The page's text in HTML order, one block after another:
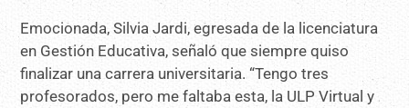
Emocionada, Silvia Jardi, egresada de la licenciatura
en Gestión Educativa, señaló que siempre quiso
finalizar una carrera universitaria. “Tengo tres
profesorados, pero me faltaba esta, la ULP Virtual y